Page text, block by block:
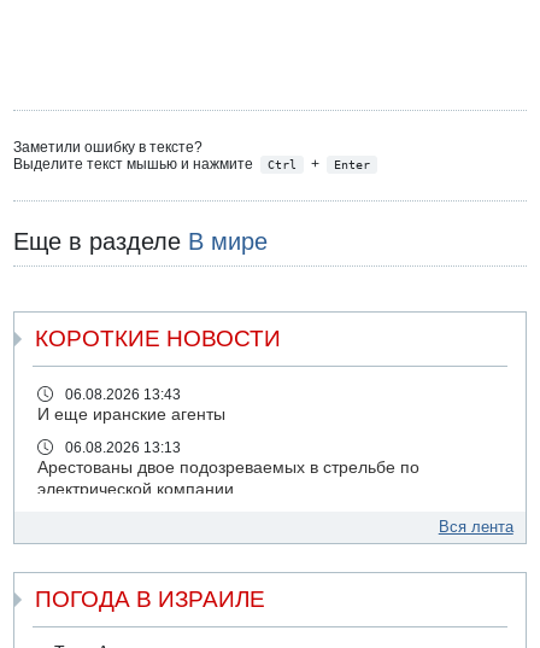
Заметили ошибку в тексте?
Выделите текст мышью и нажмите
Ctrl + Enter
Еще в разделе В мире
КОРОТКИЕ НОВОСТИ
06.08.2026 13:43
И еще иранские агенты
06.08.2026 13:13
Арестованы двое подозреваемых в стрельбе по
электрической компании
Возле Кирьят-Арбы пожар на местности
06.08.2026 12:06
США не будут давить на Израиль в вопросе Ливана
06.08.2026 11:41
Вся лента
ПОГОДА В ИЗРАИЛЕ